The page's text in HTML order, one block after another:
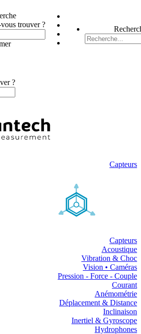
trouver ?
?
Capteurs
Capteurs
Acoustique
Vibration & Choc
Vision • Caméras
Pression - Force - Couple
Courant
Anémométrie
Déplacement & Distance
Inclinaison
Inertiel & Gyroscope
Hydrophones